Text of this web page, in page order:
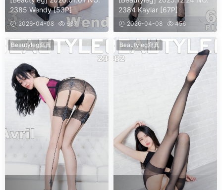
2385 Wendy [53P]
2026-04-08 637
2384 Kaylar [67P]
2026-04-08 456
Beautyleg寫真 Beautyleg寫真